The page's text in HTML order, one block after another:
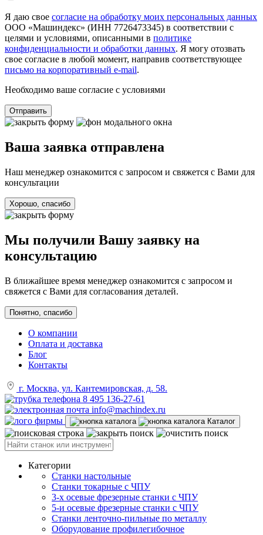
Я даю свое согласие на обработку моих персональных данных
ООО «Машиндекс» (ИНН 7726473345) в соответствии с
целями и условиями, описанными в политике
конфиденциальности и обработки данных. Я могу отозвать
свое согласие в любой момент, направив соответствующее
письмо на корпоративный e-mail.
Необходимо ваше согласие с условиями
Отправить
Ваша заявка отправлена
Наш менеджер ознакомится с запросом и свяжется с Вами для
консультации
Хорошо, спасибо
Мы получили Вашу заявку на
консультацию
В ближайшее время менеджер ознакомится с запросом и
свяжется с Вами для согласования деталей.
Понятно, спасибо
О компании
Оплата и доставка
Блог
Контакты
г. Москва, ул. Кантемировская, д. 58.
8 495 136-27-61
info@machindex.ru
Каталог
Категории
Станки настольные
Станки токарные с ЧПУ
3-х осевые фрезерные станки с ЧПУ
5-и осевые фрезерные станки с ЧПУ
Станки ленточно-пильные по металлу
Оборудование профилегибочное